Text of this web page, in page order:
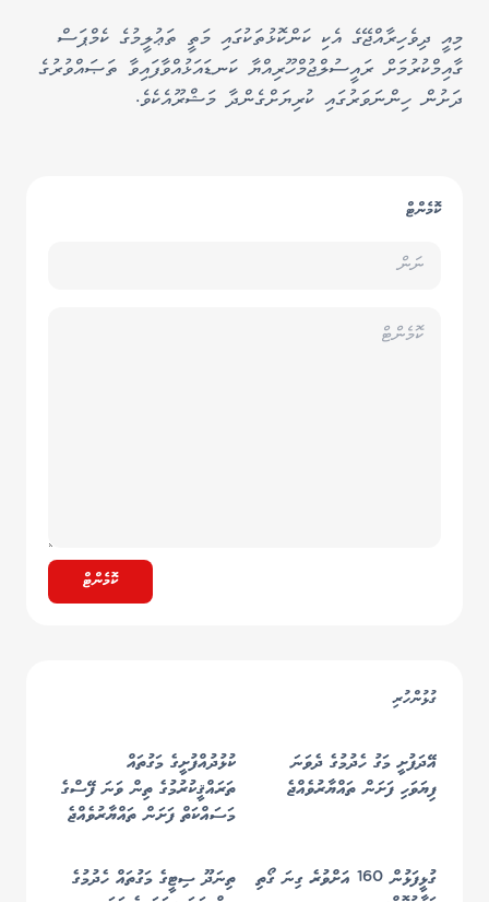
މިއީ ދިވެހިރާއްޖޭގެ އެކި ކަންކޮޅުތަކުގައި މަތީ ތަޢުލީމުގެ ކެމްޕަސް
ގާއިމްކުރުމަށް ރައީސުލްޖުމްހޫރިއްޔާ ކަނޑައަޅުއްވާފައިވާ ތަޞައްވުރުގެ
ދަށުން ހިންނަވަރުގައި ކުރިޔަށްގެންދާ މަޝްރޫއެކެވެ.
ކޮމެންޓް
ކޮމެންޓް
ގުޅުންހުރި
އޭދަފުށީ މަގު ހެދުމުގެ ދެވަނަ
ފިޔަވަހި ފަށަން ތައްޔާރުވެއްޖެ
ކުޅުދުއްފުށީގެ މަގުތައް
ތަރައްޤީކުރުމުގެ ތިން ވަނަ ފޭސްގެ
މަސައްކަތް ފަށަން ތައްޔާރުވެއްޖެ
ގުޅީފަޅުން 160 އަށްވުރެ ގިނަ ގޯތި
ތިނަދޫ ސިޓީގެ މަގުތައް ހެދުމުގެ